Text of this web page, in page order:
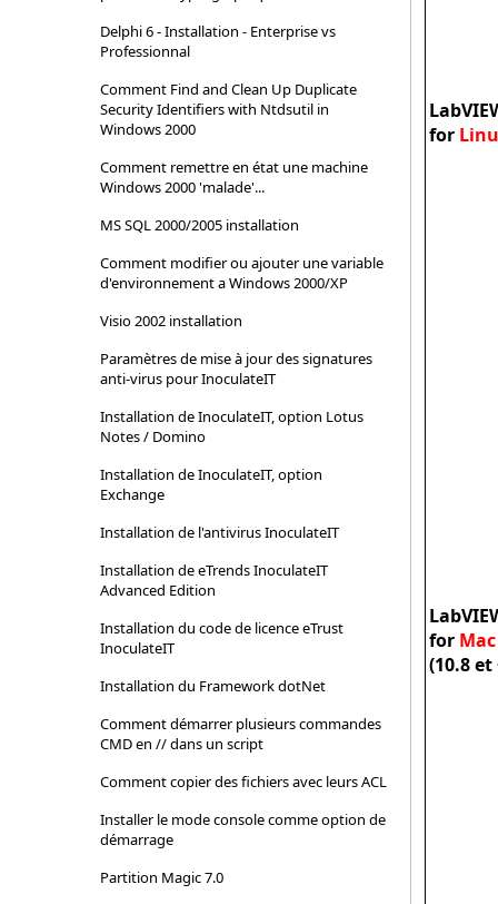
Delphi 6 - Installation - Enterprise vs
Professionnal
Comment Find and Clean Up Duplicate
Security Identifiers with Ntdsutil in
Windows 2000
Comment remettre en état une machine
Windows 2000 'malade'...
MS SQL 2000/2005 installation
Comment modifier ou ajouter une variable
d'environnement a Windows 2000/XP
Visio 2002 installation
Paramètres de mise à jour des signatures
anti-virus pour InoculateIT
Installation de InoculateIT, option Lotus
Notes / Domino
Installation de InoculateIT, option
Exchange
Installation de l'antivirus InoculateIT
Installation de eTrends InoculateIT
Advanced Edition
Installation du code de licence eTrust
InoculateIT
Installation du Framework dotNet
Comment démarrer plusieurs commandes
CMD en // dans un script
Comment copier des fichiers avec leurs ACL
Installer le mode console comme option de
démarrage
Partition Magic 7.0
for
for
(10.8 et